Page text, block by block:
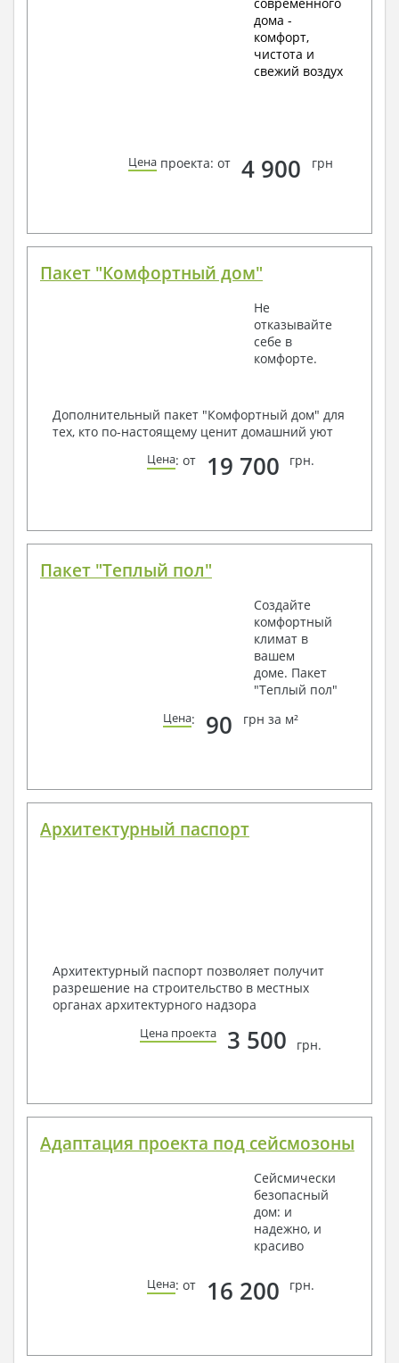
дома -
комфорт,
чистота и
свежий воздух
Цена проекта: от 4 900 грн
Пакет "Комфортный дом"
Не
отказывайте
себе в
комфорте.
Дополнительный пакет "Комфортный дом" для
тех, кто по-настоящему ценит домашний уют
Цена: от 19 700 грн.
Пакет "Теплый пол"
Создайте
комфортный
климат в
вашем
доме. Пакет
"Теплый пол"
Цена: 90 грн за м²
Архитектурный паспорт
Архитектурный паспорт позволяет получит
разрешение на строительство в местных
органах архитектурного надзора
Цена проекта 3 500 грн.
Адаптация проекта под сейсмозоны
Сейсмически
безопасный
дом: и
надежно, и
красиво
Цена: от 16 200 грн.